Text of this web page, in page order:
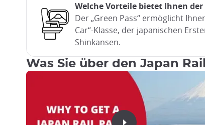
Welche Vorteile bietet Ihnen der
Der „Green Pass“ ermöglicht
Car“-Klasse, der japanischen
Shinkansen.
Was Sie über den Japan